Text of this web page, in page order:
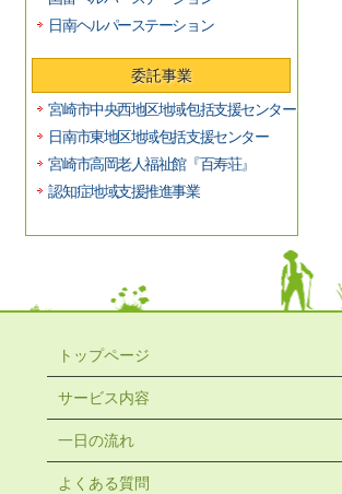
日南ヘルパーステーション
委託事業
宮崎市中央西地区地域包括支援センター
日南市東地区地域包括支援センター
宮崎市高岡老人福祉館『百寿荘』
認知症地域支援推進事業
トップページ
サービス内容
一日の流れ
よくある質問